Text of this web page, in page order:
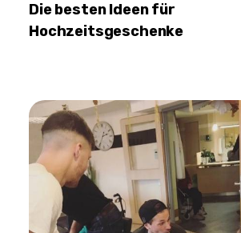
Die besten Ideen für
Hochzeitsgeschenke